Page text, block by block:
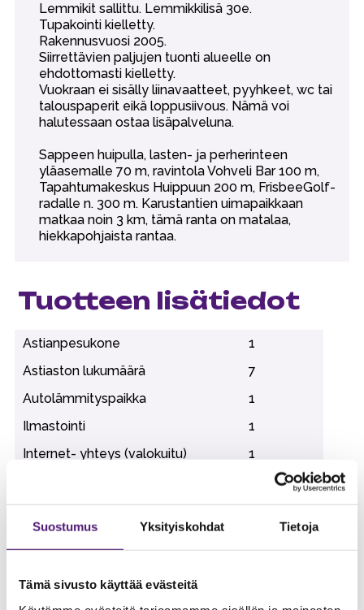
Suostumus Yksityiskohdat Tietoja
Tämä sivusto käyttää evästeitä
Lemmikit sallittu. Lemmikkilisä 30e.
Tupakointi kielletty.
Rakennusvuosi 2005.
Siirrettävien paljujen tuonti alueelle on
ehdottomasti kielletty.
Vuokraan ei sisälly liinavaatteet, pyyhkeet, wc tai
talouspaperit eikä loppusiivous. Nämä voi
halutessaan ostaa lisäpalveluna.
Sappeen huipulla, lasten- ja perherinteen
yläasemalle 70 m, ravintola Vohveli Bar 100 m,
Tapahtumakeskus Huippuun 200 m, FrisbeeGolf-
radalle n. 300 m. Karustantien uimapaikkaan
matkaa noin 3 km, tämä ranta on matalaa,
hiekkapohjaista rantaa.
Tuotteen lisätiedot
Astianpesukone
1
Astiaston lukumäärä
7
Autolämmityspaikka
1
Ilmastointi
1
Internet- yhteys (valokuitu)
1
Jääkaappi
1
Kahvinkeitin
Lemmikkieläimet sallittu